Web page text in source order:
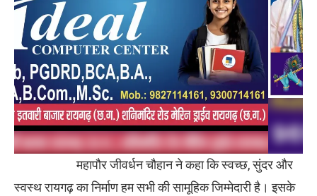
महापौर जीवर्धन चौहान ने कहा कि स्वच्छ, सुंदर और
स्वस्थ रायगढ़ का निर्माण हम सभी की सामूहिक जिम्मेदारी है। इसके